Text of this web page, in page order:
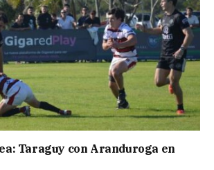
Taraguy con Aranduroga en